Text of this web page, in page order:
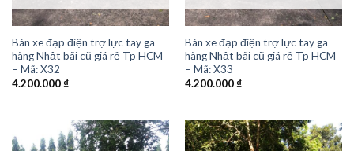
Bán xe đạp điện trợ lực tay ga
hàng Nhật bãi cũ giá rẻ Tp HCM
– Mã: X32
4.200.000₫
Bán xe đạp điện trợ lực tay ga
hàng Nhật bãi cũ giá rẻ Tp HCM
– Mã: X33
4.200.000₫